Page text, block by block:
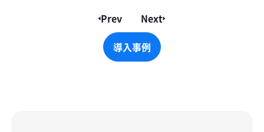
Prev
導入事例
導入事例
Next